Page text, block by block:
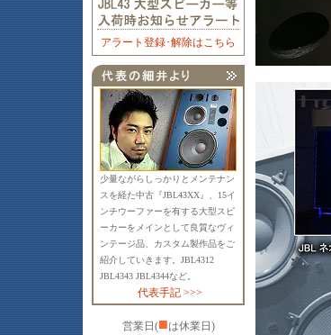
アラート登録･解除はこちら
少量ながらしっかりとメンテナン
スを経た中古『JBL43XX』、15イ
ンチウーファーを有する大型スピ
ーカーをメインとして良質なヴィ
ンテージ品、カスタム製作品をご
紹介していきます。JBL4312
JBL4343 JBL4344など。
代表手記 >>>
営業日(■は休業日)